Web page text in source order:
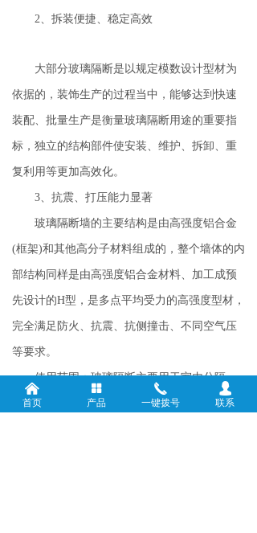
2、拆装便捷、稳定高效
大部分玻璃隔断是以规定模数设计型材为
依据的，装饰生产的过程当中，能够达到快速
装配、批量生产是衡量玻璃隔断用途的重要指
标，独立的结构部件使安装、维护、拆卸、重
复利用等更加高效化。
3、抗震、打压能力显著
玻璃隔断墙的主要结构是由高强度铝合金
(框架)和其他高分子材料组成的，整个墙体的内
部结构同样是由高强度铝合金材料、加工成预
先设计的H型，是多点平均受力的高强度型材，
完全满足防火、抗震、抗侧撞击、不同空气压
等要求。
使用范围：玻璃隔断主要用于室内分隔，
能够将单一空间进行分离，达到一室多用、互
낀
首页
넒
产品
끅
一键拨号
넙
联系